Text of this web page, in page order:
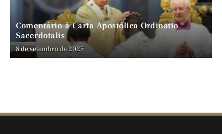
Comentário à Carta Apostólica Ordinatio
Sacerdotalis
8 de setembro de 2025